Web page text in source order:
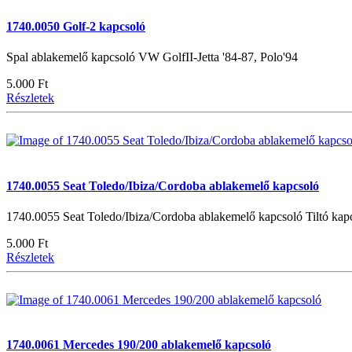
1740.0050 Golf-2 kapcsoló
Spal ablakemelő kapcsoló VW GolfII-Jetta '84-87, Polo'94
5.000 Ft
Részletek
1740.0055 Seat Toledo/Ibiza/Cordoba ablakemelő kapcsoló
1740.0055 Seat Toledo/Ibiza/Cordoba ablakemelő kapcsoló Tiltó
5.000 Ft
Részletek
1740.0061 Mercedes 190/200 ablakemelő kapcsoló